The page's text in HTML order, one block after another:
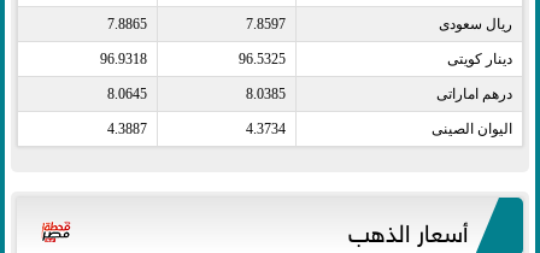
ريال سعودى​ 7.8597
7.8865
دينار كويتى​ 96.5325
96.9318
درهم اماراتى​ 8.0385
8.0645
اليوان الصينى​ 4.3734
4.3887
أسعار الذهب